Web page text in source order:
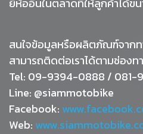
ยี่ห้ออื่นในตลาดที่ให้ลูกค้าได้ข
สนใจข้อมูลหรือผลิตภัณฑ์จาก
สามารถติดต่อเราได้ตามช่องท
Tel: 09-9394-0888 / 081-
Line: @siammotobike
Facebook:
Web: